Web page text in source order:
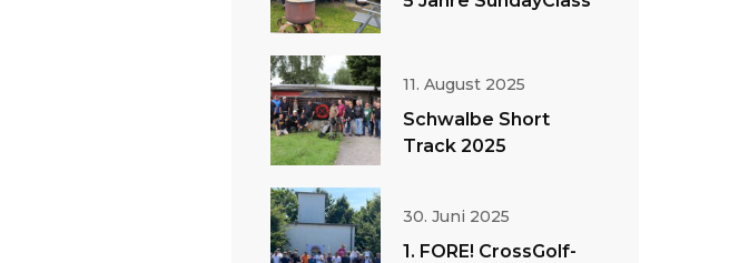
11. August 2025
Schwalbe Short
Track 2025
30. Juni 2025
1. FORE! CrossGolf-